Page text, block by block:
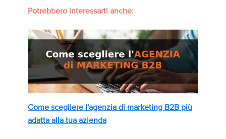
Potrebbero interessarti anche:
Come scegliere l'agenzia di marketing B2B più
adatta alla tua azienda